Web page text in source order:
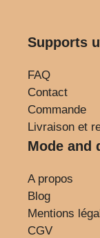
Supports
FAQ
Contact
Commande
Livraison et
Mode and
A propos
Blog
Mentions
CGV